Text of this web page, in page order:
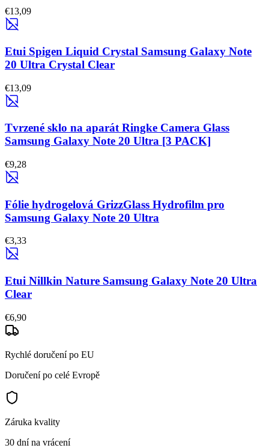
€13,09
Etui Spigen Liquid Crystal Samsung Galaxy Note
20 Ultra Crystal Clear
€13,09
Tvrzené sklo na aparát Ringke Camera Glass
Samsung Galaxy Note 20 Ultra [3 PACK]
€9,28
Fólie hydrogelová GrizzGlass Hydrofilm pro
Samsung Galaxy Note 20 Ultra
€3,33
Etui Nillkin Nature Samsung Galaxy Note 20 Ultra
Clear
€6,90
Rychlé doručení po EU
Doručení po celé Evropě
Záruka kvality
30 dní na vrácení